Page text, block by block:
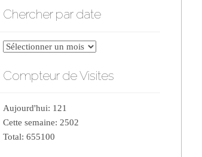
catégories
Chercher par date
Chercher
date
Compteur de Visites
Aujourd'hui: 121
Cette semaine: 2502
Total: 655100